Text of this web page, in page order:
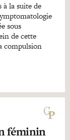
à la suite de
sous
de cette
compulsion
féminin